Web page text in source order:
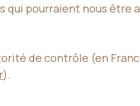
pourraient nous être
de contrôle (en
).